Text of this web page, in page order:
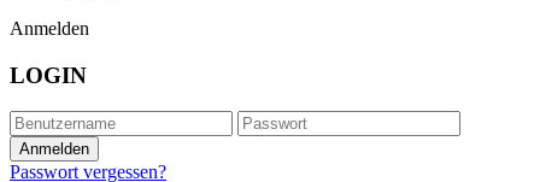
Anmelden
LOGIN
Passwort vergessen?